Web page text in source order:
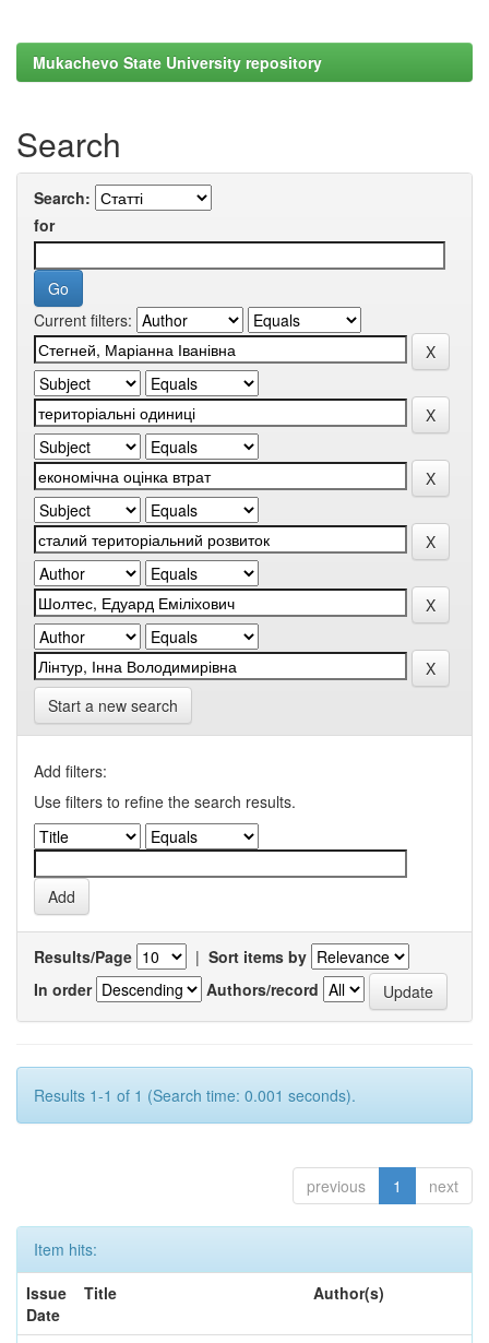
Mukachevo State University repository
Search
Search:
for
Current filters:
Start a new search
Add filters:
Use filters to refine the search results.
Results/Page | Sort items by
In order
Authors/record
Results 1-1 of 1 (Search time: 0.001 seconds).
previous 1 next
Item hits:
Issue
Date
Title Author(s)